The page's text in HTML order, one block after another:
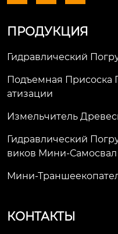
ПРОДУКЦИЯ
Гидравлический
Подъемная
Атизации
Измельчитель
Гидравлический
Виков Мини-Самосвал
Мини-
КОНТАКТЫ